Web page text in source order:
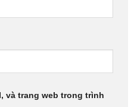
và trang web trong trình